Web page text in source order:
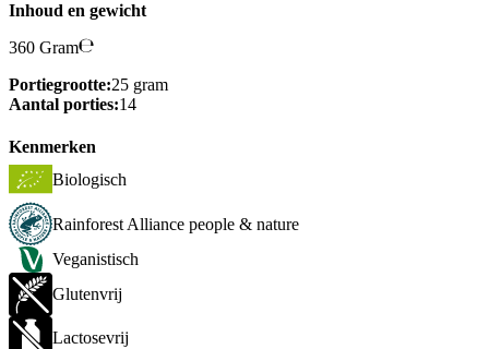
Inhoud en gewicht
360 Gram
Portiegrootte:25 gram
Aantal porties:14
Kenmerken
Biologisch
Rainforest Alliance people & nature
Veganistisch
Glutenvrij
Lactosevrij